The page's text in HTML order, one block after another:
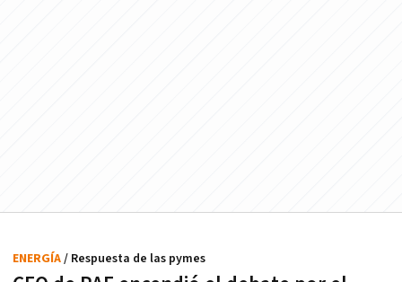
ENERGÍA/ Respuesta de las pymes